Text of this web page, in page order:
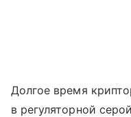
Долгое время
в регуляторной